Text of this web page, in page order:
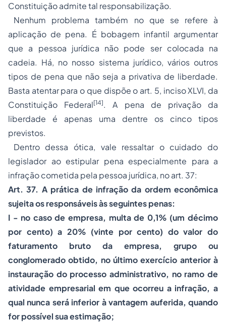
Constituição admite tal responsabilização.
Nenhum problema também no que se refere à
aplicação de pena. É bobagem infantil argumentar
que a pessoa jurídica não pode ser colocada na
cadeia. Há, no nosso sistema jurídico, vários outros
tipos de pena que não seja a privativa de liberdade.
Basta atentar para o que dispõe o art. 5, inciso XLVI, da
Constituição Federal[14]. A pena de privação da
liberdade é apenas uma dentre os cinco tipos
previstos.
Dentro dessa ótica, vale ressaltar o cuidado do
legislador ao estipular pena especialmente para a
infração cometida pela pessoa jurídica, no art. 37:
Art. 37. A prática de infração da ordem econômica
sujeita os responsáveis às seguintes penas:
I - no caso de empresa, multa de 0,1% (um décimo
por cento) a 20% (vinte por cento) do valor do
faturamento bruto da empresa, grupo ou
conglomerado obtido, no último exercício anterior à
instauração do processo administrativo, no ramo de
atividade empresarial em que ocorreu a infração, a
qual nunca será inferior à vantagem auferida, quando
for possível sua estimação;